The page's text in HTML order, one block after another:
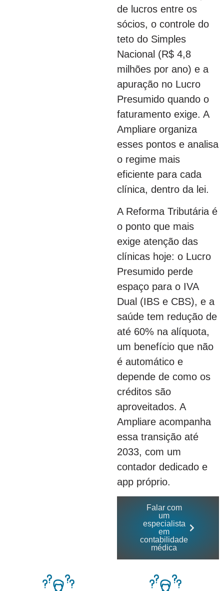
de lucros entre os
sócios, o controle do
teto do Simples
Nacional (R$ 4,8
milhões por ano) e a
apuração no Lucro
Presumido quando o
faturamento exige. A
Ampliare organiza
esses pontos e analisa
o regime mais
eficiente para cada
clínica, dentro da lei.
A Reforma Tributária é
o ponto que mais
exige atenção das
clínicas hoje: o Lucro
Presumido perde
espaço para o IVA
Dual (IBS e CBS), e a
saúde tem redução de
até 60% na alíquota,
um benefício que não
é automático e
depende de como os
créditos são
aproveitados. A
Ampliare acompanha
essa transição até
2033, com um
contador dedicado e
app próprio.
Falar com
um
especialista
em
contabilidade
médica